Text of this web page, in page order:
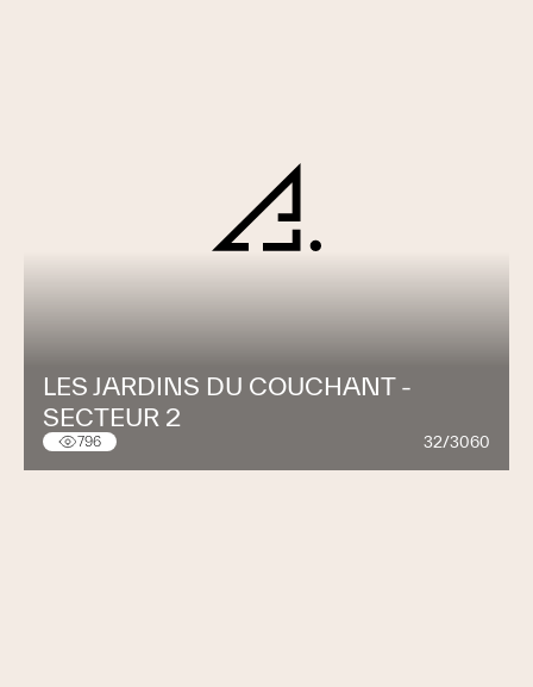
LES JARDINS DU COUCHANT -
SECTEUR 2
796 32/3060